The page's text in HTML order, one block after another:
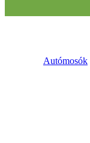
Autómosók